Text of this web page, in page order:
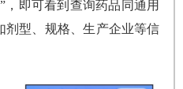
，即可看到查询药品同通用
剂型、规格、生产企业等信